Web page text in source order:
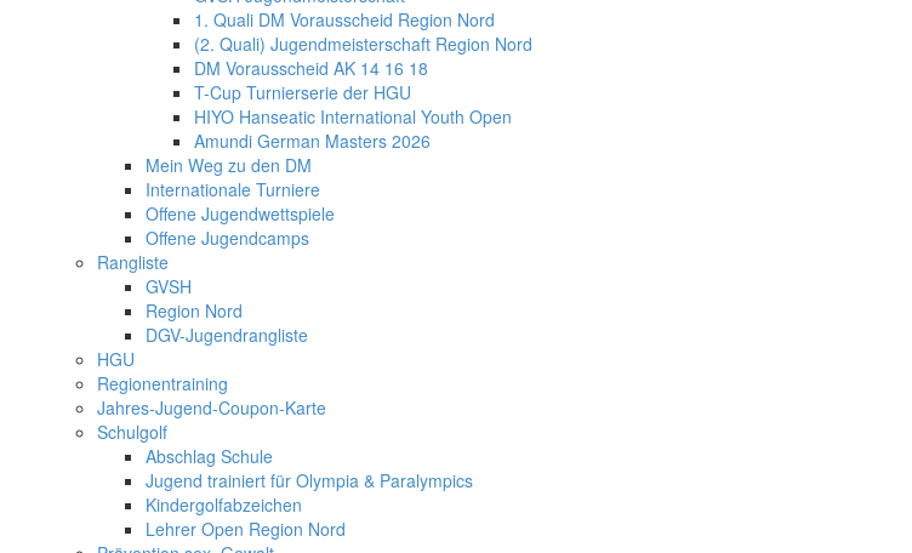
1. Quali DM Vorausscheid Region Nord
(2. Quali) Jugendmeisterschaft Region Nord
DM Vorausscheid AK 14 16 18
T-Cup Turnierserie der HGU
HIYO Hanseatic International Youth Open
Amundi German Masters 2026
Mein Weg zu den DM
Internationale Turniere
Offene Jugendwettspiele
Offene Jugendcamps
Rangliste
GVSH
Region Nord
DGV-Jugendrangliste
HGU
Regionentraining
Jahres-Jugend-Coupon-Karte
Schulgolf
Abschlag Schule
Jugend trainiert für Olympia & Paralympics
Kindergolfabzeichen
Lehrer Open Region Nord